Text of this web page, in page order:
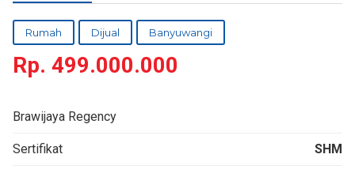
Rumah Dijual Banyuwangi
Rp. 499.000.000
Brawijaya Regency
Sertifikat SHM